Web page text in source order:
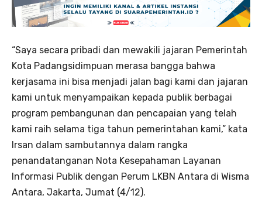
“Saya secara pribadi dan mewakili jajaran Pemerintah
Kota Padangsidimpuan merasa bangga bahwa
kerjasama ini bisa menjadi jalan bagi kami dan jajaran
kami untuk menyampaikan kepada publik berbagai
program pembangunan dan pencapaian yang telah
kami raih selama tiga tahun pemerintahan kami,” kata
Irsan dalam sambutannya dalam rangka
penandatanganan Nota Kesepahaman Layanan
Informasi Publik dengan Perum LKBN Antara di Wisma
Antara, Jakarta, Jumat (4/12).